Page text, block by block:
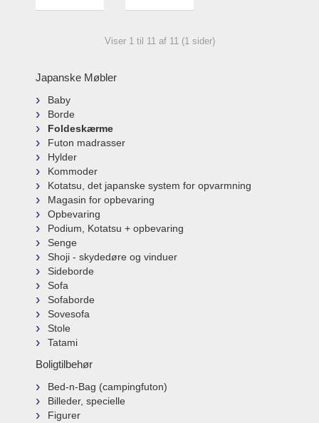
Viser 1 til 11 af 11 (1 sider)
Japanske Møbler
Baby
Borde
Foldeskærme
Futon madrasser
Hylder
Kommoder
Kotatsu, det japanske system for opvarmning
Magasin for opbevaring
Opbevaring
Podium, Kotatsu + opbevaring
Senge
Shoji - skydedøre og vinduer
Sideborde
Sofa
Sofaborde
Sovesofa
Stole
Tatami
Boligtilbehør
Bed-n-Bag (campingfuton)
Billeder, specielle
Figurer